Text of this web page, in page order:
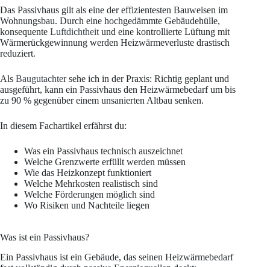
Das Passivhaus gilt als eine der effizientesten Bauweisen im
Wohnungsbau. Durch eine hochgedämmte Gebäudehülle,
konsequente Luftdichtheit und eine kontrollierte Lüftung mit
Wärmerückgewinnung werden Heizwärmeverluste drastisch
reduziert.
Als Baugutachter sehe ich in der Praxis: Richtig geplant und
ausgeführt, kann ein Passivhaus den Heizwärmebedarf um bis
zu 90 % gegenüber einem unsanierten Altbau senken.
In diesem Fachartikel erfährst du:
Was ein Passivhaus technisch auszeichnet
Welche Grenzwerte erfüllt werden müssen
Wie das Heizkonzept funktioniert
Welche Mehrkosten realistisch sind
Welche Förderungen möglich sind
Wo Risiken und Nachteile liegen
Was ist ein Passivhaus?
Ein Passivhaus ist ein Gebäude, das seinen Heizwärmebedarf